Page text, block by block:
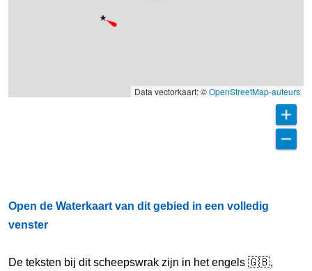
Data vectorkaart: ©OpenStreetMap-auteurs
Open de Waterkaart van dit gebied in een volledig
venster
De teksten bij dit scheepswrak zijn in het engels 🇬🇧,